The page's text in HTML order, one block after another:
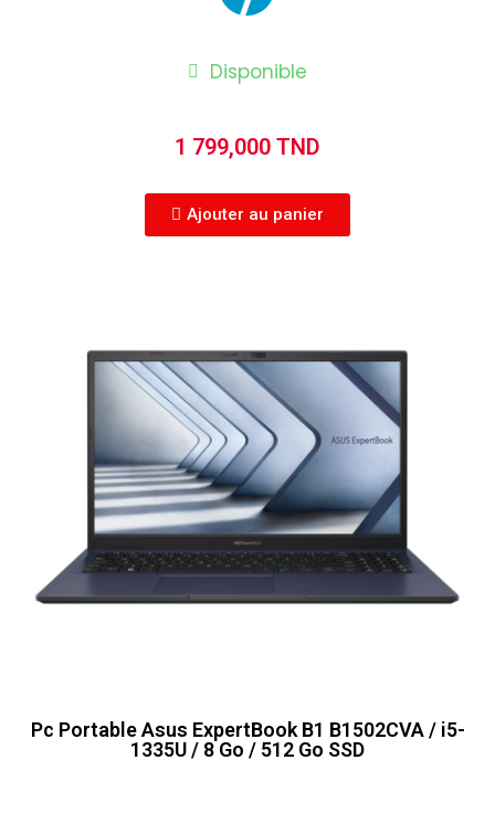
Disponible
1 799,000 TND
Ajouter au panier
Pc Portable Asus ExpertBook B1 B1502CVA / i5-
1335U / 8 Go / 512 Go SSD